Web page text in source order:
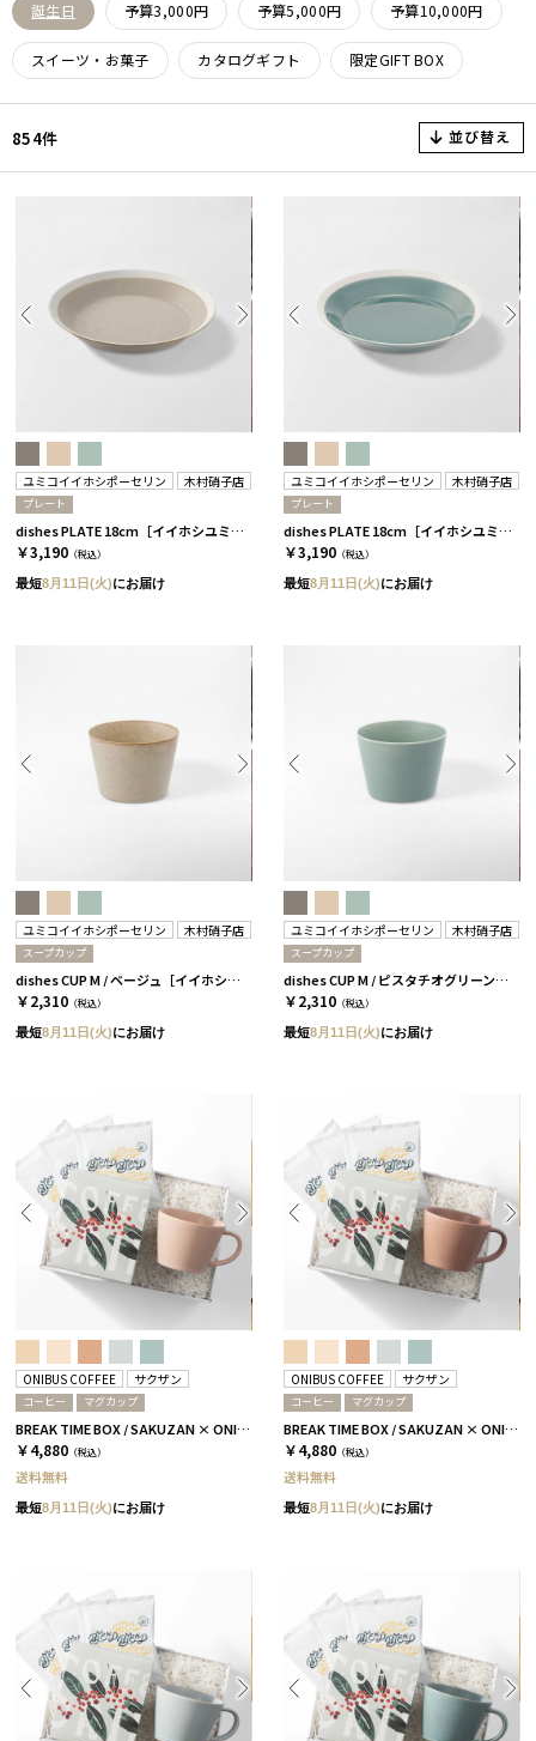
誕生日 予算3,000円 予算5,000円 予算10,000円
スイーツ・お菓子 カタログギフト 限定GIFT BOX
854件 並び替え
ユミコイイホシポーセリン 木村硝子店
プレート
dishes PLATE 18cm［イイホシユミコ×木村硝子店］ ベージュ［イイホシユミコ×木村硝子店］
￥3,190 （税込）
最短8月11日(火)にお届け
ユミコイイホシポーセリン 木村硝子店
プレート
dishes PLATE 18cm［イイホシユミコ×木村硝子店］ ピスタチオグリーン［イイホシユミコ×木村硝子店］
￥3,190 （税込）
最短8月11日(火)にお届け
ユミコイイホシポーセリン 木村硝子店
スープカップ
dishes CUP M / ベージュ［イイホシユミコ×木村硝子店］
￥2,310 （税込）
最短8月11日(火)にお届け
ユミコイイホシポーセリン 木村硝子店
スープカップ
dishes CUP M / ピスタチオグリーン［イイホシユミコ×木村硝子店］
￥2,310 （税込）
最短8月11日(火)にお届け
ONIBUS COFFEE サクザン
コーヒー マグカップ
BREAK TIME BOX / SAKUZAN × ONIBUS COFFEE / SINGLE / コーラルベージュ
￥4,880 （税込）
送料無料
最短8月11日(火)にお届け
ONIBUS COFFEE サクザン
コーヒー マグカップ
BREAK TIME BOX / SAKUZAN × ONIBUS COFFEE / SINGLE / テラコッタ
￥4,880 （税込）
送料無料
最短8月11日(火)にお届け